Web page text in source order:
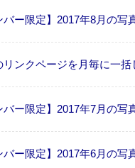
バー限定】2017年8月の写
リンクページを月毎に一括
バー限定】2017年7月の写
バー限定】2017年6月の写